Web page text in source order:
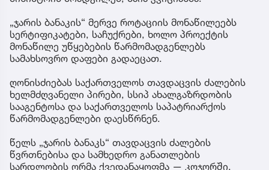
„ჯარის ბანაკის“ მერვე როტაციის მონაწილეებს
სერტიფიკატები, საჩუქრები, ხოლო პროექტის
მონაწილე უწყებების წარმომადგენლებს
სამახსოვრო დაფები გადაეცათ.
ღონისძიებას საქართველოს თავდაცვის ძალების
ხელმძღვანელი პირები, სსიპ ახალგაზრდობის
სააგენტოსა და საქართველოს საპატრიარქოს
წარმომადგენლები დაესწრნენ.
წელს „ჯარის ბანაკს“ თავდაცვის ძალების
წვრთნებისა და სამხედრო განათლების
სარდლობის ორმა ქვედანაყოფმა — კოჯორში,